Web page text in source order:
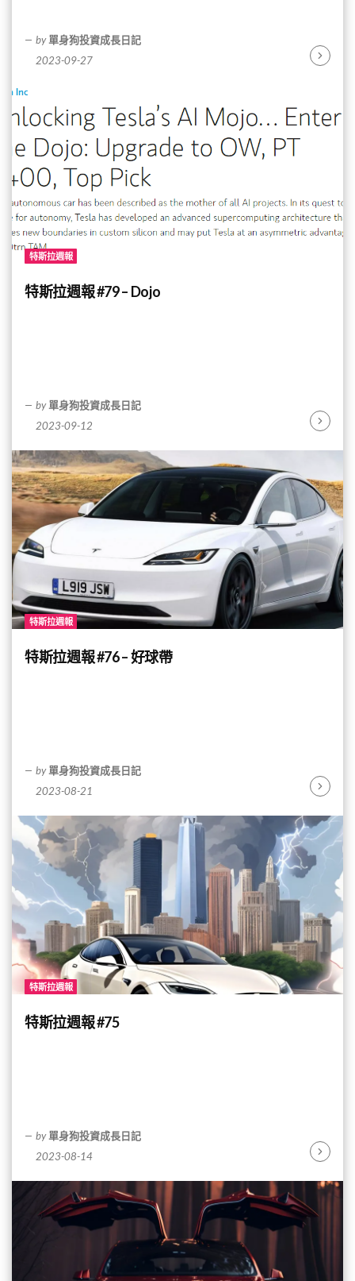
by 單身狗投資成長日記
2023-09-27
特斯拉週報
特斯拉週報 #79 – Dojo
by 單身狗投資成長日記
2023-09-12
特斯拉週報
特斯拉週報 #76 – 好球帶
by 單身狗投資成長日記
2023-08-21
特斯拉週報
特斯拉週報 #75
by 單身狗投資成長日記
2023-08-14